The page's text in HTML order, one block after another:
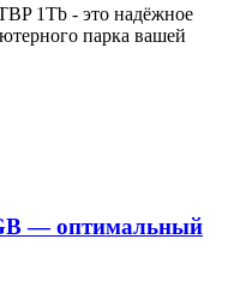
1Tb - это надёжное
парка вашей
— оптимальный